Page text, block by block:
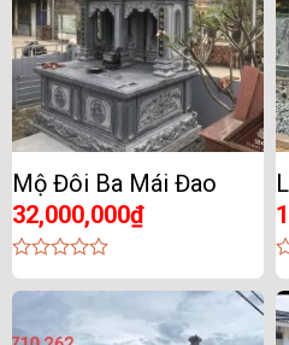
Mộ Đôi Ba Mái Đao
32,000,000₫
0
out
5
0
5